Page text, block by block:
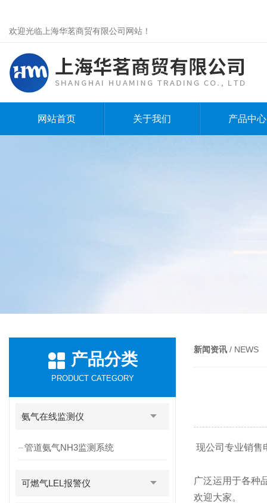
欢迎光临上海华茗商贸有限公司网站！
网站首页 关于我们 产品中心
产品分类
PRODUCT CATEGORY
氨气在线监测仪
管道氨气NH3监测系统
可燃气LEL报警仪
新闻资讯 / NEWS
现公司专业销售
广泛运用于各种
欢迎大家。